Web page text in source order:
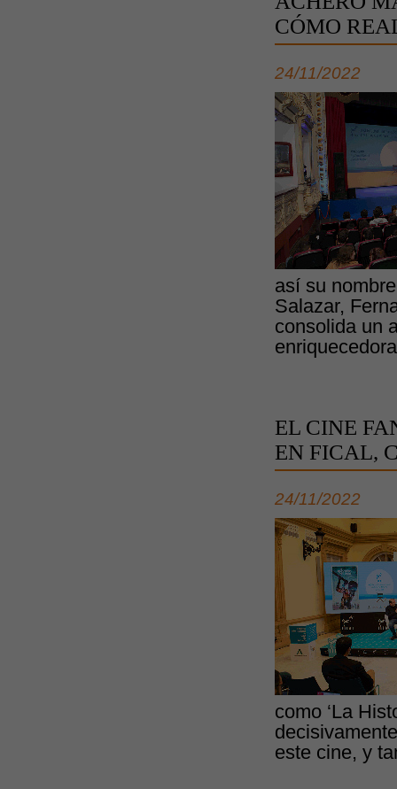
CÓMO
24/11/2022
así su
Salazar,
consolida un
EL CINE
EN FICAL,
24/11/2022
como ‘La
este cine, y